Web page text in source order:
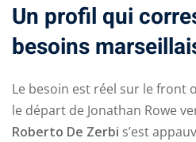
Un profil qui
besoins
Le besoin est réel sur le front
le départ de Jonathan Rowe
Roberto De Zerbi s’est